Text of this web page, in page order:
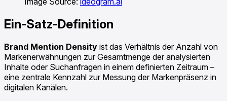
Ein-Satz-Definition
Brand Mention Density ist das Verhältnis der Anzahl von
Markenerwähnungen zur Gesamtmenge der analysierten
Inhalte oder Suchanfragen in einem definierten Zeitraum –
eine zentrale Kennzahl zur Messung der Markenpräsenz in
digitalen Kanälen.